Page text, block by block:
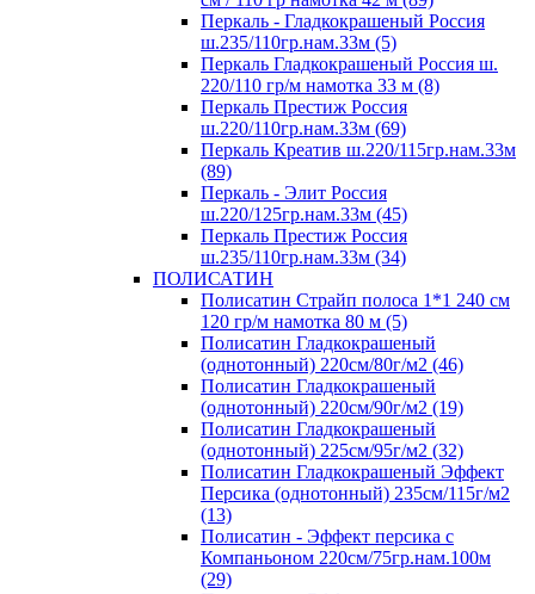
Перкаль - Гладкокрашеный Россия
ш.235/110гр.нам.33м (5)
Перкаль Гладкокрашеный Россия ш.
220/110 гр/м намотка 33 м (8)
Перкаль Престиж Россия
ш.220/110гр.нам.33м (69)
Перкаль Креатив ш.220/115гр.нам.33м
(89)
Перкаль - Элит Россия
ш.220/125гр.нам.33м (45)
Перкаль Престиж Россия
ш.235/110гр.нам.33м (34)
ПОЛИСАТИН
Полисатин Страйп полоса 1*1 240 см
120 гр/м намотка 80 м (5)
Полисатин Гладкокрашеный
(однотонный) 220см/80г/м2 (46)
Полисатин Гладкокрашеный
(однотонный) 220см/90г/м2 (19)
Полисатин Гладкокрашеный
(однотонный) 225см/95г/м2 (32)
Полисатин Гладкокрашеный Эффект
Персика (однотонный) 235см/115г/м2
(13)
Полисатин - Эффект персика с
Компаньоном 220см/75гр.нам.100м
(29)